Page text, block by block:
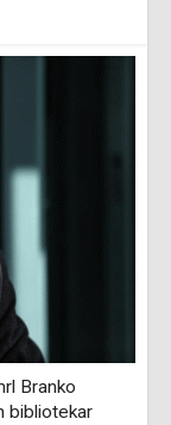
Branko
bibliotekar